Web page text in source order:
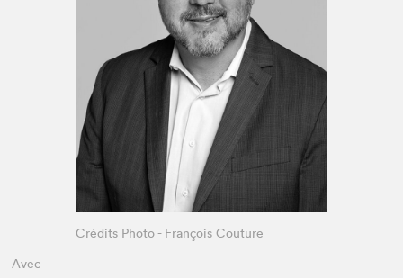
Avec
Crédits Photo - François Couture